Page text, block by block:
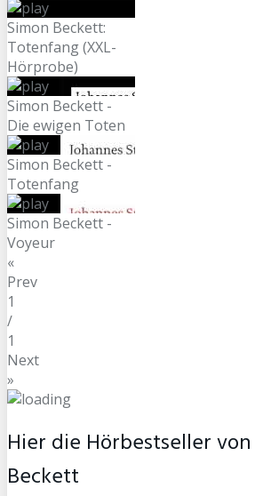
Simon Beckett:
Totenfang (XXL-
Hörprobe)
Simon Beckett -
Die ewigen Toten
Simon Beckett -
Totenfang
Simon Beckett -
Voyeur
«
Prev
1
/
1
Next
»
Hier die Hörbestseller
Beckett